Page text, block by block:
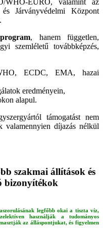
és Járványvédelmi Központ
, hanem független,
szemléletű továbbképzés,
ECDC, EMA, hazai
eredményein,
alapul.
támogatást nem
valamennyien díjazás nélkül
szakmai állítások és
bizonyítékok
legfőbb okai a tiszta víz,
használják a tudományos
az álláspontjukat, és figyelmen